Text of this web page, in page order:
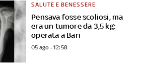
Pensava fosse scoliosi, ma
era un tumore da 3,5 kg:
operata a Bari
SALUTE E BENESSERE
05 ago - 12:58